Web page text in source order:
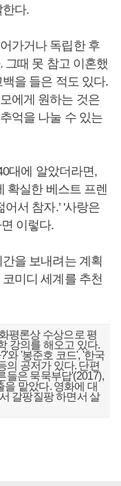
다.
가거나 독립한 후
그때 못 참고 이혼했
을 들은 적도 있다.
에게 원하는 것은
억을 나눌 수 있는
대에 알았더라면,
확실한 베스트 프렌
서 참자.’ '사랑은
이렇다.
을 보내려는 계획
미디 세계를 추천
평론상 수상으로 평
강의를 해오고 있다.
와 '봉준호 코드', '한국
의 공저가 있다. 단편
들은 묵묵부답'(2017),
을 맡았다. 영화에 대
갈팡질팡 하면서 살